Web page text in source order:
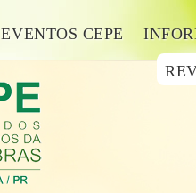
EVENTOS CEPE